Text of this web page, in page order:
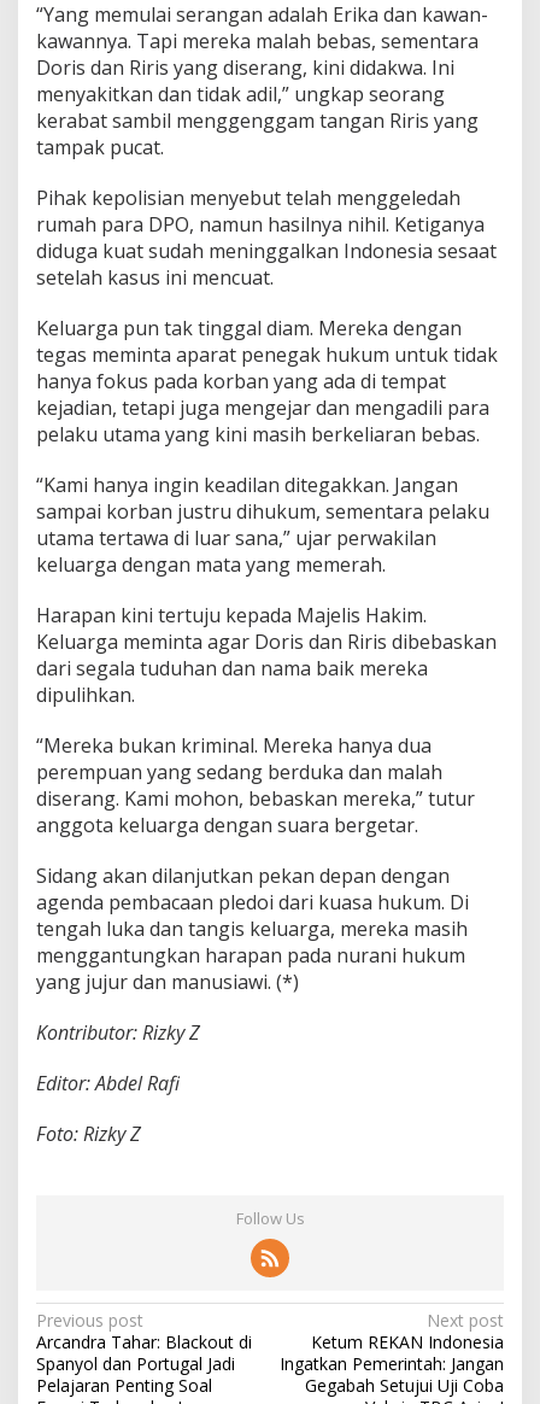
“Yang memulai serangan adalah Erika dan kawan-
kawannya. Tapi mereka malah bebas, sementara
Doris dan Riris yang diserang, kini didakwa. Ini
menyakitkan dan tidak adil,” ungkap seorang
kerabat sambil menggenggam tangan Riris yang
tampak pucat.
Pihak kepolisian menyebut telah menggeledah
rumah para DPO, namun hasilnya nihil. Ketiganya
diduga kuat sudah meninggalkan Indonesia sesaat
setelah kasus ini mencuat.
Keluarga pun tak tinggal diam. Mereka dengan
tegas meminta aparat penegak hukum untuk tidak
hanya fokus pada korban yang ada di tempat
kejadian, tetapi juga mengejar dan mengadili para
pelaku utama yang kini masih berkeliaran bebas.
“Kami hanya ingin keadilan ditegakkan. Jangan
sampai korban justru dihukum, sementara pelaku
utama tertawa di luar sana,” ujar perwakilan
keluarga dengan mata yang memerah.
Harapan kini tertuju kepada Majelis Hakim.
Keluarga meminta agar Doris dan Riris dibebaskan
dari segala tuduhan dan nama baik mereka
dipulihkan.
“Mereka bukan kriminal. Mereka hanya dua
perempuan yang sedang berduka dan malah
diserang. Kami mohon, bebaskan mereka,” tutur
anggota keluarga dengan suara bergetar.
Sidang akan dilanjutkan pekan depan dengan
agenda pembacaan pledoi dari kuasa hukum. Di
tengah luka dan tangis keluarga, mereka masih
menggantungkan harapan pada nurani hukum
yang jujur dan manusiawi. (*)
Kontributor: Rizky Z
Editor: Abdel Rafi
Foto: Rizky Z
Follow Us
P
o
s
Previous post
Arcandra Tahar: Blackout di
Spanyol dan Portugal Jadi
Pelajaran Penting Soal
Next post
Ketum REKAN Indonesia
Ingatkan Pemerintah: Jangan
Gegabah Setujui Uji Coba